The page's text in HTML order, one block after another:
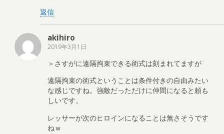
返信
akihiro
2019年3月1日
＞さすがに遠隔拘束できる術式は刻まれてますが
遠隔拘束の術式ということは条件付きの自由みたい
な感じですね。強敵だっただけに仲間になると頼も
しいです。
レッサーが次のヒロインになることは無さそうです
ねｗ